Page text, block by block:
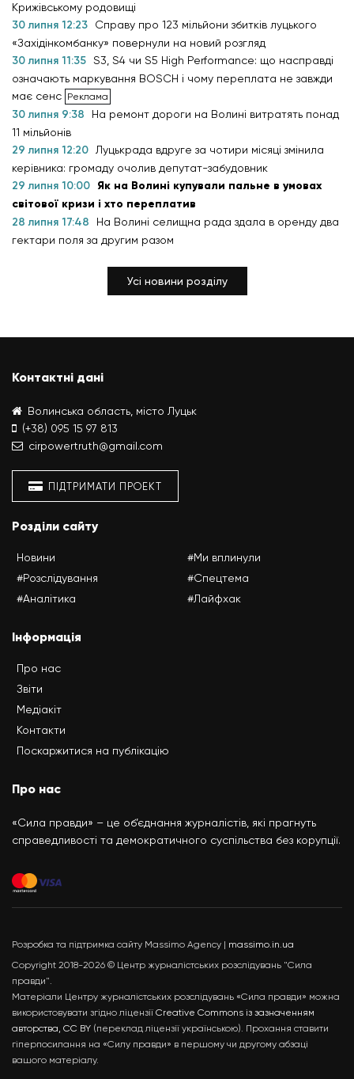
Крижівському родовищі
30 липня 12:23
Справу про 123 мільйони збитків луцького
«Західінкомбанку» повернули на новий розгляд
30 липня 11:35 S3, S4 чи S5 High Performance: що насправді
означають маркування BOSCH і чому переплата не завжди
має сенс
30 липня 9:38
На ремонт дороги на Волині витратять понад
11 мільйонів
29 липня 12:20 Луцькрада вдруге за чотири місяці змінила
керівника: громаду очолив депутат-забудовник
29 липня 10:00 Як на Волині купували пальне в умовах
світової кризи і хто переплатив
28 липня 17:48
На Волині селищна рада здала в оренду два
гектари поля за другим разом
Усі новини розділу
Контактні дані
Волинська область, місто Луцьк
(+38) 095 15 97 813
cirpowertruth@gmail.com
ПІДТРИМАТИ ПРОЕКТ
Розділи сайту
Новини
#Розслідування
#Аналітика
#Ми вплинули
#Спецтема
#Лайфхак
Інформація
Про нас
Звіти
Медіакіт
Контакти
Поскаржитися на публікацію
Про нас
«Сила правди» – це об’єднання журналістів, які прагнуть
справедливості та демократичного суспільства без корупції.
Розробка та підтримка сайту Massimo Agency | massimo.in.ua
Copyright 2018-2026 © Центр журналістських розслідувань "Сила
правди".
Матеріали Центру журналістських розслідувань «Сила правди» можна
використовувати згідно ліцензії Creative Commons із зазначенням
авторства, CC BY (переклад ліцензії українською). Прохання ставити
гіперпосилання на «Силу правди» в першому чи другому абзаці
вашого матеріалу.